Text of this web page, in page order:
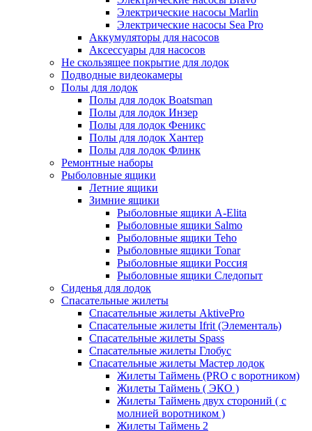
Электрические насосы Marlin
Электрические насосы Sea Pro
Аккумуляторы для насосов
Аксессуары для насосов
Не скользящее покрытие для лодок
Подводные видеокамеры
Полы для лодок
Полы для лодок Boatsman
Полы для лодок Инзер
Полы для лодок Феникс
Полы для лодок Хантер
Полы для лодок Флинк
Ремонтные наборы
Рыболовные ящики
Летние ящики
Зимние ящики
Рыболовные ящики A-Elita
Рыболовные ящики Salmo
Рыболовные ящики Teho
Рыболовные ящики Tonar
Рыболовные ящики Россия
Рыболовные ящики Следопыт
Сиденья для лодок
Спасательные жилеты
Спасательные жилеты AktivePro
Спасательные жилеты Ifrit (Элементаль)
Спасательные жилеты Spass
Спасательные жилеты Глобус
Спасательные жилеты Мастер лодок
Жилеты Таймень (PRO c воротником)
Жилеты Таймень ( ЭКО )
Жилеты Таймень двух стороний ( с
молнией воротником )
Жилеты Таймень 2